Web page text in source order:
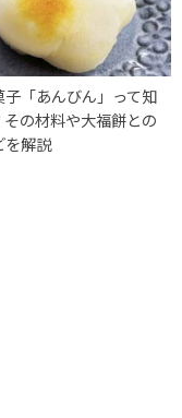
子「あんびん」って知
その材料や大福餅との
を解説